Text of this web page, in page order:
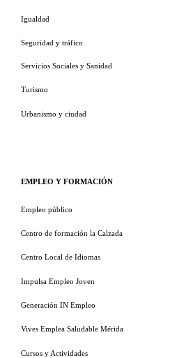
Igualdad
Seguridad y tráfico
Servicios Sociales y Sanidad
Turismo
Urbanismo y ciudad
EMPLEO Y FORMACIÓN
Empleo público
Centro de formación la Calzada
Centro Local de Idiomas
Impulsa Empleo Joven
Generación IN Empleo
Vives Emplea Saludable Mérida
Cursos y Actividades